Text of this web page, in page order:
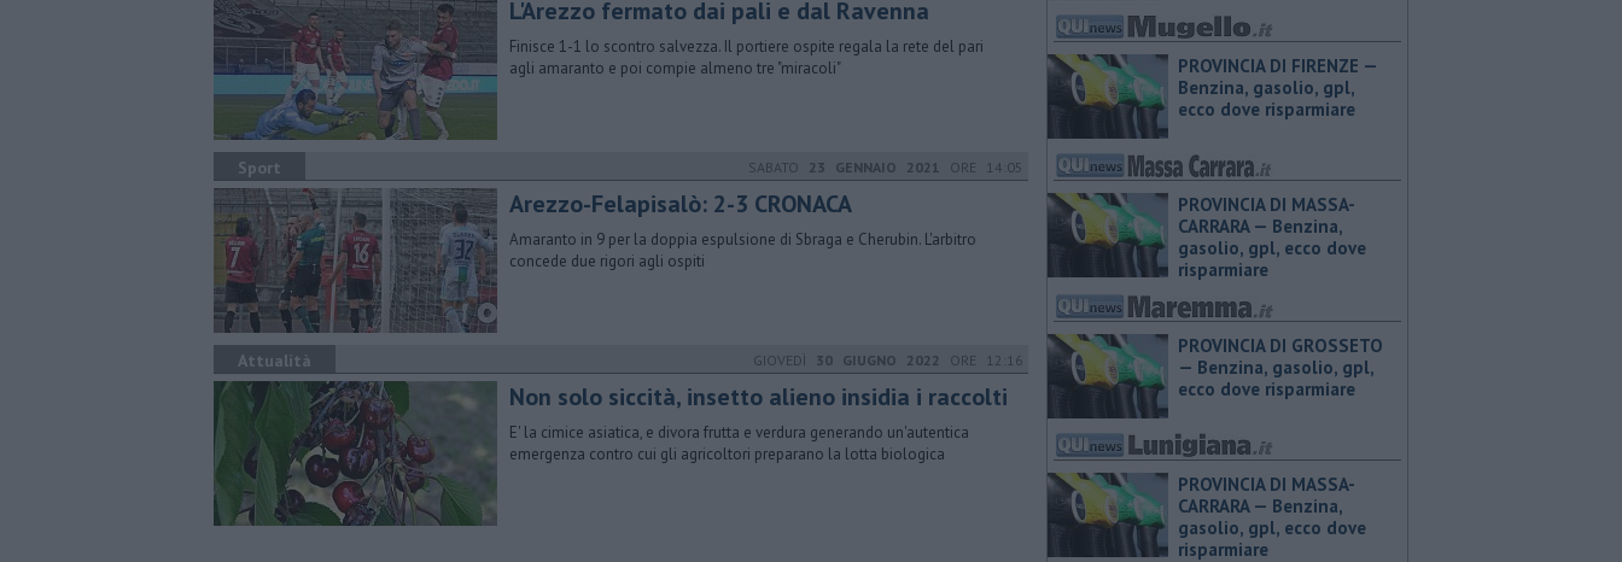
L'Arezzo fermato dai pali e dal Ravenna
Finisce 1-1 lo scontro salvezza. Il portiere ospite regala la rete del pari
agli amaranto e poi compie almeno tre "miracoli"
Sport SABATO 23 GENNAIO 2021 ORE 14:05
Arezzo-Felapisalò: 2-3 CRONACA
Amaranto in 9 per la doppia espulsione di Sbraga e Cherubin. L'arbitro
concede due rigori agli ospiti
Attualità GIOVEDÌ 30 GIUGNO 2022 ORE 12:16
Non solo siccità, insetto alieno insidia i raccolti
E' la cimice asiatica, e divora frutta e verdura generando un'autentica
emergenza contro cui gli agricoltori preparano la lotta biologica
PROVINCIA DI FIRENZE — ​
Benzina, gasolio, gpl,
ecco dove risparmiare
PROVINCIA DI MASSA-
CARRARA — ​Benzina,
gasolio, gpl, ecco dove
risparmiare
PROVINCIA DI GROSSETO
— ​Benzina, gasolio, gpl,
ecco dove risparmiare
PROVINCIA DI MASSA-
CARRARA — ​Benzina,
gasolio, gpl, ecco dove
risparmiare